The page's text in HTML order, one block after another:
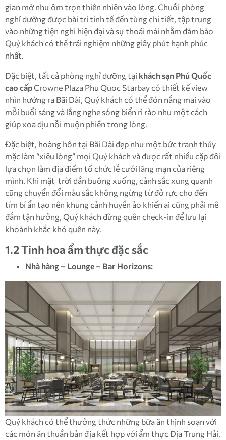
gian mở như ôm trọn thiên nhiên vào lòng. Chuỗi phòng
nghỉ dưỡng được bài trí tinh tế đến từng chi tiết, tập trung
vào những tiện nghi hiện đại và sự thoải mái nhằm đảm bảo
Quý khách có thể trải nghiệm những giây phút hạnh phúc
nhất.
Đặc biệt, tất cả phòng nghỉ dưỡng tại khách sạn Phú Quốc
cao cấpCrowne Plaza Phu Quoc Starbay có thiết kế view
nhìn hướng ra Bãi Dài, Quý khách có thể đón nắng mai vào
mỗi buổi sáng và lắng nghe sóng biển rì rào như một cách
giúp xoa dịu nỗi muộn phiền trong lòng.
Đặc biệt, hoàng hôn tại Bãi Dài đẹp như một bức tranh thủy
mặc làm “xiêu lòng” mọi Quý khách và được rất nhiều cặp đôi
lựa chọn làm địa điểm tổ chức lễ cưới lãng mạn của riêng
mình. Khi mặt trời dần buông xuống, cảnh sắc xung quanh
cũng chuyển đổi màu sắc không ngừng từ đỏ rực cho đến
tím bí ẩn tạo nên khung cảnh huyền ảo khiến ai cũng phải mê
đắm tận hưởng, Quý khách đừng quên check-in để lưu lại
khoảnh khắc khó quên này.
1.2 Tinh hoa ẩm thực đặc sắc
Nhà hàng – Lounge – Bar Horizons:
Quý khách có thể thưởng thức những bữa ăn thịnh soạn với
các món ăn thuần bản địa kết hợp với ẩm thực Địa Trung Hải,